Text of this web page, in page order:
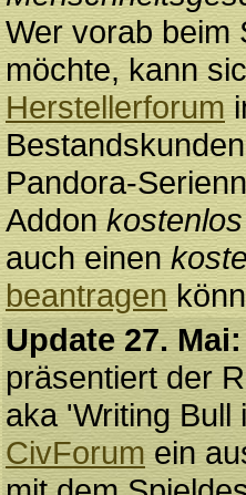
Wer vorab beim
möchte, kann
Herstellerforum
Pandora-
Addonkostenlos
auch einen
beantragen
Update 27. Mai:
präsentiert der
aka 'Writing Bull
CivForumein